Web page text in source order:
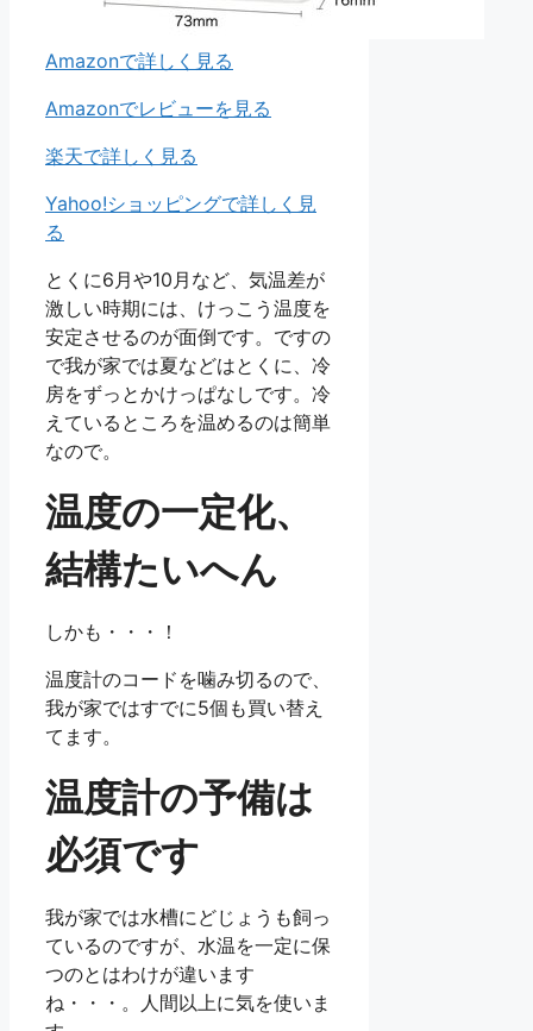
Amazonで詳しく見る
Amazonでレビューを見る
楽天で詳しく見る
Yahoo!ショッピングで詳しく見
る
とくに6月や10月など、気温差が
激しい時期には、けっこう温度を
安定させるのが面倒です。ですの
で我が家では夏などはとくに、冷
房をずっとかけっぱなしです。冷
えているところを温めるのは簡単
なので。
温度の一定化、
結構たいへん
しかも・・・！
温度計のコードを噛み切るので、
我が家ではすでに5個も買い替え
てます。
温度計の予備は
必須です
我が家では水槽にどじょうも飼っ
ているのですが、水温を一定に保
つのとはわけが違います
ね・・・。人間以上に気を使いま